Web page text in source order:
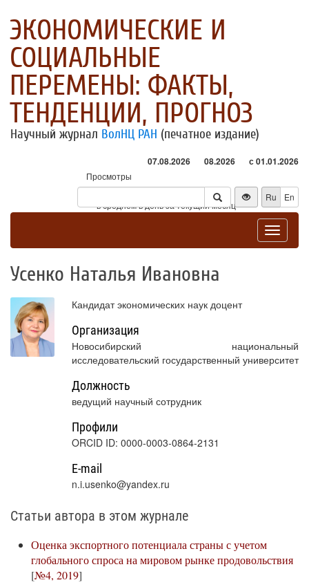
ЭКОНОМИЧЕСКИЕ И
СОЦИАЛЬНЫЕ
ПЕРЕМЕНЫ: ФАКТЫ,
ТЕНДЕНЦИИ, ПРОГНОЗ
Научный журнал ВолНЦ РАН (печатное издание)
07.08.2026 08.2026 с 01.01.2026
Просмотры
Посетители
* - в среднем в день за текущий месяц
Ru En
Toggle
Усенко Наталья Ивановна
Кандидат экономических наук доцент
Организация
Новосибирский национальный
исследовательский государственный университет
Должность
ведущий научный сотрудник
Профили
ORCID ID: 0000-0003-0864-2131
E-mail
n.i.usenko@yandex.ru
Статьи автора в этом журнале
Оценка экспортного потенциала страны с учетом
глобального спроса на мировом рынке продовольствия
[№4, 2019]